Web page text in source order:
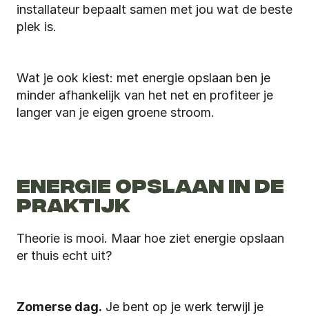
installateur bepaalt samen met jou wat de beste
plek is.
Wat je ook kiest: met energie opslaan ben je
minder afhankelijk van het net en profiteer je
langer van je eigen groene stroom.
ENERGIE OPSLAAN IN DE
PRAKTIJK
Theorie is mooi. Maar hoe ziet energie opslaan
er thuis echt uit?
Zomerse dag. Je bent op je werk terwijl je